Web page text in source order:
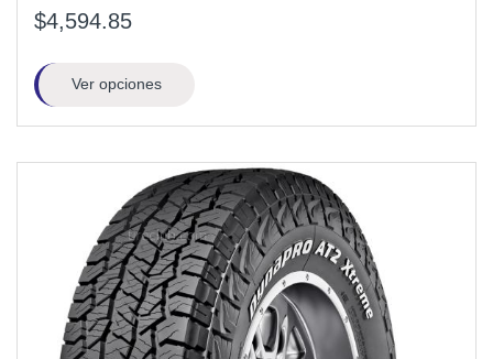
$4,594.85
Ver opciones